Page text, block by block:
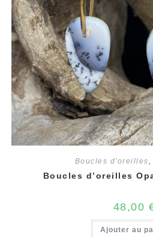
Boucles d'oreilles
Boucles d’oreilles
48,00
Ajouter au